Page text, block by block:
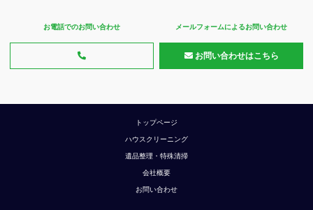
お電話でのお問い合わせ メールフォームによるお問い合わせ
お問い合わせはこちら
トップページ
ハウスクリーニング
遺品整理・特殊清掃
会社概要
お問い合わせ